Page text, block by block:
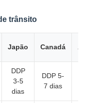
trânsito
Japão Canadá
DDP
3-5
dias
DDP 5-
7 dias